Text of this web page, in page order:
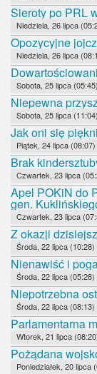
Sieroty po PRL
Niedziela, 26 lipca
Opozycyjne
Niedziela, 26 lipca
Sobota, 25 lipca (05:45)
Niepewna
Sobota, 25 lipca (11:04)
Jak oni się
Piątek, 24 lipca (08:07)
Brak
Czwartek, 23 lipca
Apel POKiN do
gen.
Czwartek, 23 lipca
Z okazji
Środa, 22 lipca (10:28)
Nienawiść i
Środa, 22 lipca (05:28)
Niepotrzebna
Środa, 22 lipca (08:13)
Parlamentarna
Wtorek, 21 lipca
Pożądana
Poniedziałek, 20 lipca